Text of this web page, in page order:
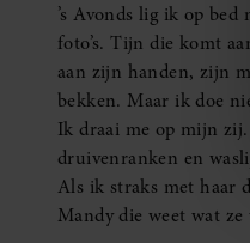
’s Avonds lig ik op
foto’s. Tijn die komt
aan zijn handen, zijn
bekken. Maar ik doe
Ik draai me op mijn
druivenranken en
Als ik straks met haar
Mandy die weet wat